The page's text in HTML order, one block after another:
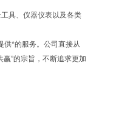
具、仪器仪表以及各类
供*的服务。公司直接从
”的宗旨，不断追求更加